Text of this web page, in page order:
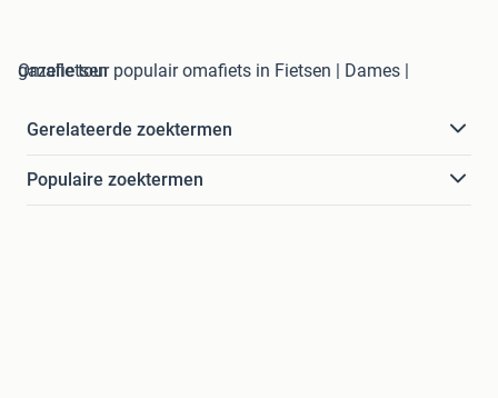
gazelle tour populair omafiets in Fietsen | Dames | Omafietsen
Gerelateerde zoektermen
Populaire zoektermen